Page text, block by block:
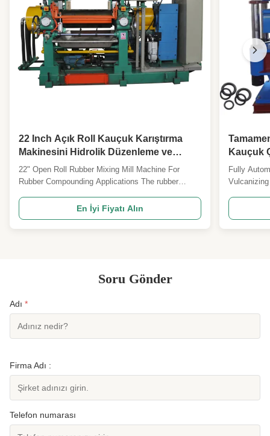
22 Inch Açık Roll Kauçuk Karıştırma
Makinesini Hidrolik Düzenleme ve
Stock Blender ile
22" Open Roll Rubber Mixing Mill Machine For
Rubber Compounding Applications The rubber
process of rubbers and rubber products. This
machine is primarily used for mixing raw rubber,
rubber compounds, thermoplastic materials, or
En İyi Fiyatı Alın
Kauçuk
Kauçuk
Fully
mainly
raw
Soru Gönder
Adı *
Firma Adı :
Telefon numarası